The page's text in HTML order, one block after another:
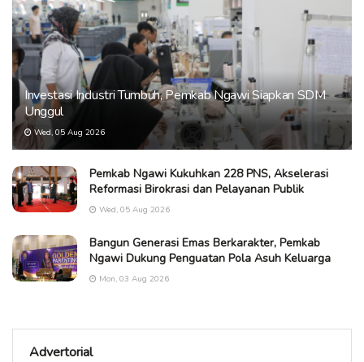
Investasi Industri Tumbuh, Pemkab Ngawi Siapkan SDM
Unggul
Wed, 05 Aug 2026
Pemkab Ngawi Kukuhkan 228 PNS, Akselerasi
Reformasi Birokrasi dan Pelayanan Publik
Wed, 05 Aug 2026
Bangun Generasi Emas Berkarakter, Pemkab
Ngawi Dukung Penguatan Pola Asuh Keluarga
Mon, 03 Aug 2026
Advertorial